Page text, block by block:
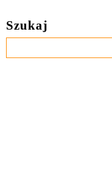
Szukaj